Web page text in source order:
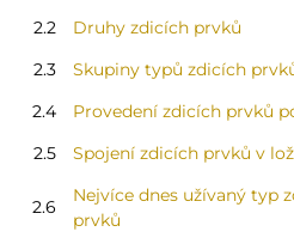
2.2
Druhy zdicích prvků
2.3
Skupiny typů zdicích
2.4
Provedení zdicích prvků
2.5
Spojení zdicích prvků v
2.6
Nejvíce dnes užívaný typ
prvků